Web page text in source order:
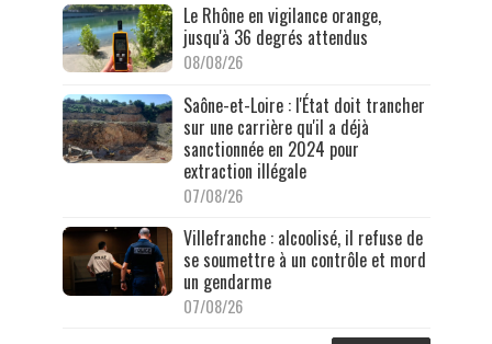
Le Rhône en vigilance orange,
jusqu'à 36 degrés attendus
08/08/26
Saône-et-Loire : l'État doit trancher
sur une carrière qu'il a déjà
sanctionnée en 2024 pour
extraction illégale
07/08/26
Villefranche : alcoolisé, il refuse de
se soumettre à un contrôle et mord
un gendarme
07/08/26